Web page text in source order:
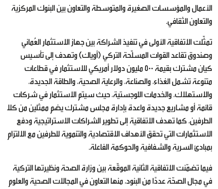
الأعمال والمؤسسات الصغيرة والمتوسطة والتعاون بين البنوك المركزية
والتعاون الثقافي.
تمثّلت الاتفاقية الأولى في تنفيذ الشراكة بين جهاز الاستثمار العُماني
وصندوق تقاعد القوات المسلّحة التركي (أوياك) وتهدف إلى تأسيس
كيان مشترك بقيمة 500 مليون دولار أمريكي للاستثمار في قطاعات
متنوعة تشمل الغذاء، والصناعة، والرعاية الصحية، والطاقة الجديدة،
والاستهلاك، والخدمات اللوجستية، حيث سيتم الاستثمار في شركات
قائمة أو مشاريع جديدة واعدة بإدارة مجلس مشترك يضم ممثلين من كلا
الطرفين، كما تهدف الاتفاقية إلى تطوير الشراكات الاستراتيجية ودفع
الاستثمارات التي تحقق الأهداف الاقتصادية والتنموية للطرفين مع الالتزام
بمبادئ السرية والشفافية والحوكمة الفاعلة.
فيما تضمّنت الاتفاقية الثانية الموقّعة بين وزارة الصحة ونظيرتها التركية
في مجال الصحّة عددًا من البنود، منها التعاون في المجالات الصحية والعلوم